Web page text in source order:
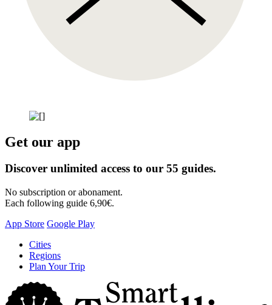
Get our app
Discover unlimited access to our 55 guides.
No subscription or abonament.
Each following guide 6,90€.
App Store Google Play
Skip
content
Cities
Regions
Plan Your Trip